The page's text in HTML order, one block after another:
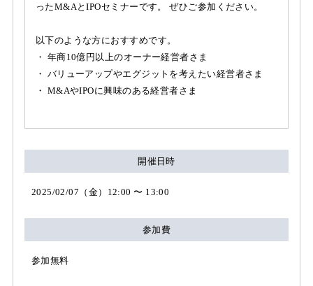
ったM&AとIPOセミナーです。 ぜひご参加ください。
以下のような方におすすめです。
・ 年商10億円以上のオーナー経営者さま
・ バリューアップやエグジットを考えたい経営者さま
・ M&AやIPOに興味のある経営者さま
開催日時
2025/02/07（金）12:00 〜 13:00
参加費
参加無料